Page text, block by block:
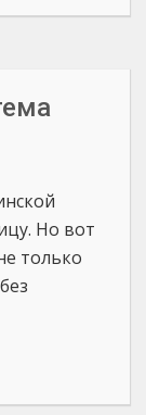
Но вот
только